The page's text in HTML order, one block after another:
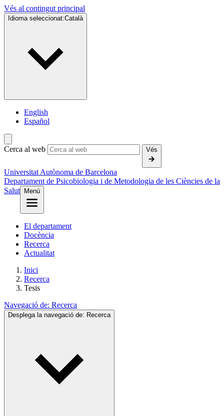
Vés al contingut principal
Idioma seleccionat:Català
English
Español
Cerca al web Vés
Universitat Autònoma de Barcelona
Departament de Psicobiologia i de Metodologia de les Ciències de la
Salut
Menú
El departament
Docència
Recerca
Actualitat
Inici
Recerca
Tesis
Navegació de: Recerca
Desplega la navegació de: Recerca